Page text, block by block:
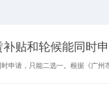
贴和轮候能同时
申请，只能二选一。根据《广州